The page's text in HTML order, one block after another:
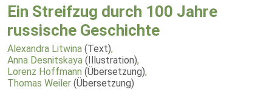
Ein Streifzug durch 100 Jahre
russische Geschichte
Alexandra Litwina (Text),
Anna Desnitskaya (Illustration),
Lorenz Hoffmann (Übersetzung),
Thomas Weiler (Übersetzung)